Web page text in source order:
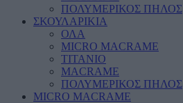
ΠΟΛΥΜΕΡΙΚΟΣ ΠΗΛΟΣ
ΣΚΟΥΛΑΡΙΚΙΑ
ΟΛΑ
MICRO MACRAME
ΤΙΤΑΝΙΟ
MACRAME
ΠΟΛΥΜΕΡΙΚΟΣ ΠΗΛΟΣ
MICRO MACRAME